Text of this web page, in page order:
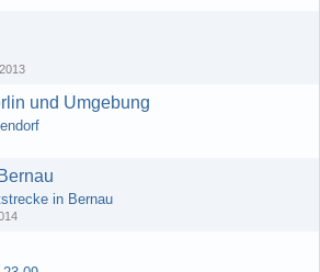
und Umgebung
in Bernau